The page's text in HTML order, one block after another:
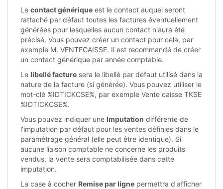
Le contact générique est le contact auquel seront
rattaché par défaut toutes les factures éventuellement
générées pour lesquelles aucun contact n'aura été
précisé. Vous pouvez créer un contact pour cela, par
exemple M. VENTECAISSE. Il est recommandé de créer
un contact générique par année comptable.
Le libellé facture sera le libellé par défaut utilisé dans la
nature de la facture (si générée). Vous pouvez utiliser le
mot-clé %IDTICKCSE%, par exemple Vente caisse TKSE
%IDTICKCSE%.
Vous pouvez indiquer une Imputation différente de
l'imputation par défaut pour les ventes définies dans le
paramétrage général (elle peut être identique). Si
aucune liaison comptable ne concerne les produits
vendus, la vente sera comptabilisée dans cette
imputation.
La case à cocher Remise par ligne permettra d'afficher